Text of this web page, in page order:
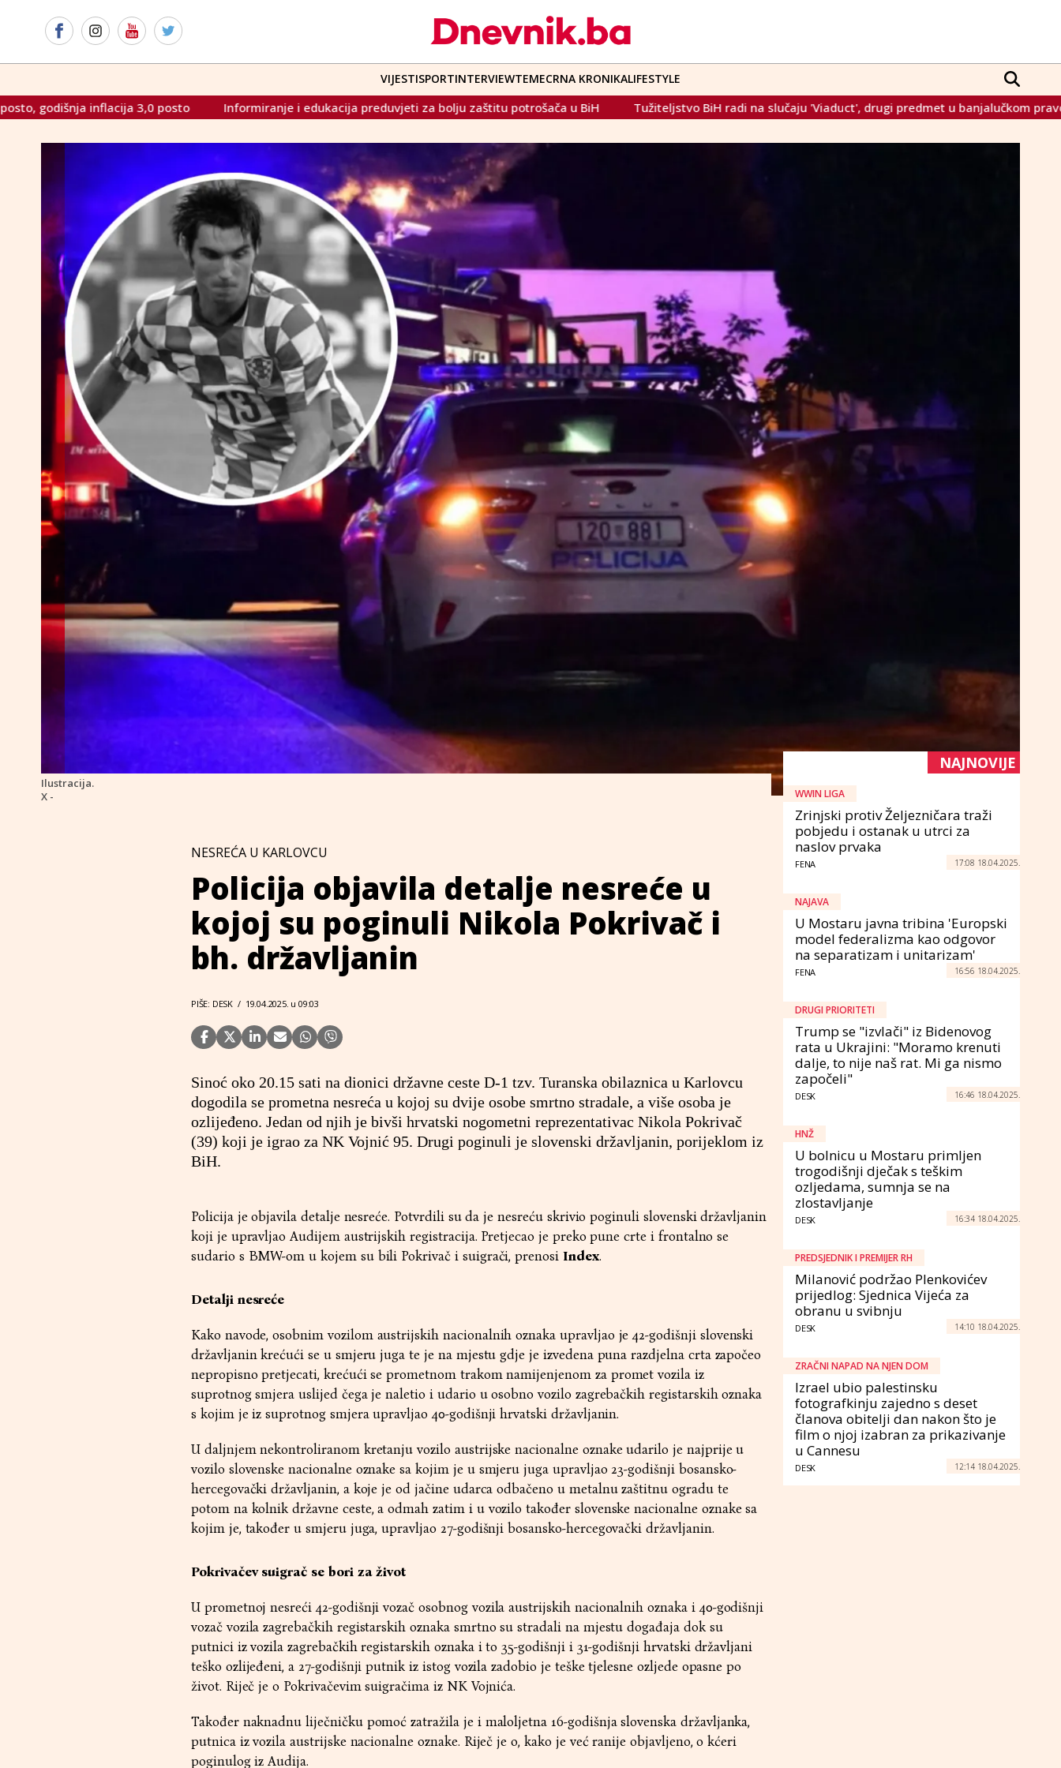
VIJESTISPORTINTERVIEWTEMECRNA KRONIKALIFESTYLE
Informiranje i edukacija preduvjeti za bolju zaštitu potrošača u BiH Tužiteljstvo BiH radi na slučaju 'Viaduct', drugi predmet u banjalučkom pravosuđu Procurio
Ilustracija.
X -
NESREĆA U KARLOVCU
Policija objavila detalje nesreće u
kojoj su poginuli Nikola Pokrivač i
bh. državljanin
PIŠE: DESK / 19.04.2025. u 09:03
Sinoć oko 20.15 sati na dionici državne ceste D-1 tzv. Turanska obilaznica u Karlovcu
dogodila se prometna nesreća u kojoj su dvije osobe smrtno stradale, a više osoba je
ozlijeđeno. Jedan od njih je bivši hrvatski nogometni reprezentativac Nikola Pokrivač
(39) koji je igrao za NK Vojnić 95. Drugi poginuli je slovenski državljanin, porijeklom iz
BiH.
Policija je objavila detalje nesreće. Potvrdili su da je nesreću skrivio poginuli slovenski državljanin
koji je upravljao Audijem austrijskih registracija. Pretjecao je preko pune crte i frontalno se
sudario s BMW-om u kojem su bili Pokrivač i suigrači, prenosi Index.
Detalji nesreće
Kako navode, osobnim vozilom austrijskih nacionalnih oznaka upravljao je 42-godišnji slovenski
državljanin krećući se u smjeru juga te je na mjestu gdje je izvedena puna razdjelna crta započeo
nepropisno pretjecati, krećući se prometnom trakom namijenjenom za promet vozila iz
suprotnog smjera uslijed čega je naletio i udario u osobno vozilo zagrebačkih registarskih oznaka
s kojim je iz suprotnog smjera upravljao 40-godišnji hrvatski državljanin.
U daljnjem nekontroliranom kretanju vozilo austrijske nacionalne oznake udarilo je najprije u
vozilo slovenske nacionalne oznake sa kojim je u smjeru juga upravljao 23-godišnji bosansko-
hercegovački državljanin, a koje je od jačine udarca odbačeno u metalnu zaštitnu ogradu te
potom na kolnik državne ceste, a odmah zatim i u vozilo također slovenske nacionalne oznake sa
kojim je, također u smjeru juga, upravljao 27-godišnji bosansko-hercegovački državljanin.
Pokrivačev suigrač se bori za život
U prometnoj nesreći 42-godišnji vozač osobnog vozila austrijskih nacionalnih oznaka i 40-godišnji
vozač vozila zagrebačkih registarskih oznaka smrtno su stradali na mjestu događaja dok su
putnici iz vozila zagrebačkih registarskih oznaka i to 35-godišnji i 31-godišnji hrvatski državljani
teško ozlijeđeni, a 27-godišnji putnik iz istog vozila zadobio je teške tjelesne ozljede opasne po
život. Riječ je o Pokrivačevim suigračima iz NK Vojnića.
Također naknadnu liječničku pomoć zatražila je i maloljetna 16-godišnja slovenska državljanka,
putnica iz vozila austrijske nacionalne oznake. Riječ je o, kako je već ranije objavljeno, o kćeri
poginulog iz Audija.
NAJNOVIJE
WWIN LIGA
Zrinjski protiv Željezničara traži
pobjedu i ostanak u utrci za
naslov prvaka
FENA 17:08 18.04.2025.
NAJAVA
U Mostaru javna tribina 'Europski
model federalizma kao odgovor
na separatizam i unitarizam'
FENA 16:56 18.04.2025.
DRUGI PRIORITETI
Trump se "izvlači" iz Bidenovog
rata u Ukrajini: "Moramo krenuti
dalje, to nije naš rat. Mi ga nismo
započeli"
DESK 16:46 18.04.2025.
HNŽ
U bolnicu u Mostaru primljen
trogodišnji dječak s teškim
ozljedama, sumnja se na
zlostavljanje
DESK 16:34 18.04.2025.
PREDSJEDNIK I PREMIJER RH
Milanović podržao Plenkovićev
prijedlog: Sjednica Vijeća za
obranu u svibnju
DESK 14:10 18.04.2025.
ZRAČNI NAPAD NA NJEN DOM
Izrael ubio palestinsku
fotografkinju zajedno s deset
članova obitelji dan nakon što je
film o njoj izabran za prikazivanje
u Cannesu
DESK 12:14 18.04.2025.